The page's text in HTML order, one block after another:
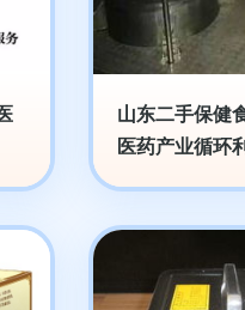
山东二手保健
医药产业循环